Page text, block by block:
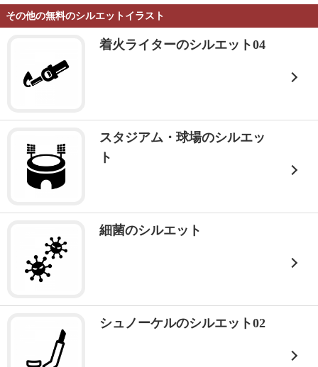
その他の無料のシルエットイラスト
着火ライターのシルエット04
スタジアム・球場のシルエッ
ト
細菌のシルエット
シュノーケルのシルエット02